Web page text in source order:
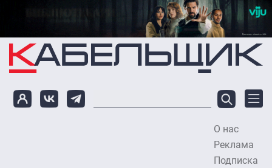
Перейти к основному содержанию
О нас
Реклама
Подписка